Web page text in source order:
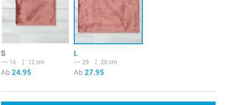
S
16 12 cm
Ab 24.95
L
29 20 cm
Ab 27.95